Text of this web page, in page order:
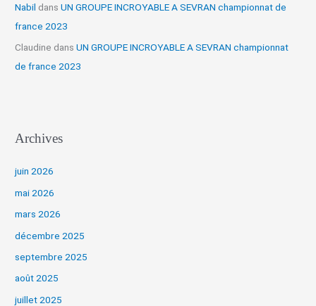
Nabil dansUN GROUPE INCROYABLE A SEVRAN championnat de
france 2023
Claudine dansUN GROUPE INCROYABLE A SEVRAN championnat
de france 2023
Archives
juin 2026
mai 2026
mars 2026
décembre 2025
septembre 2025
août 2025
juillet 2025